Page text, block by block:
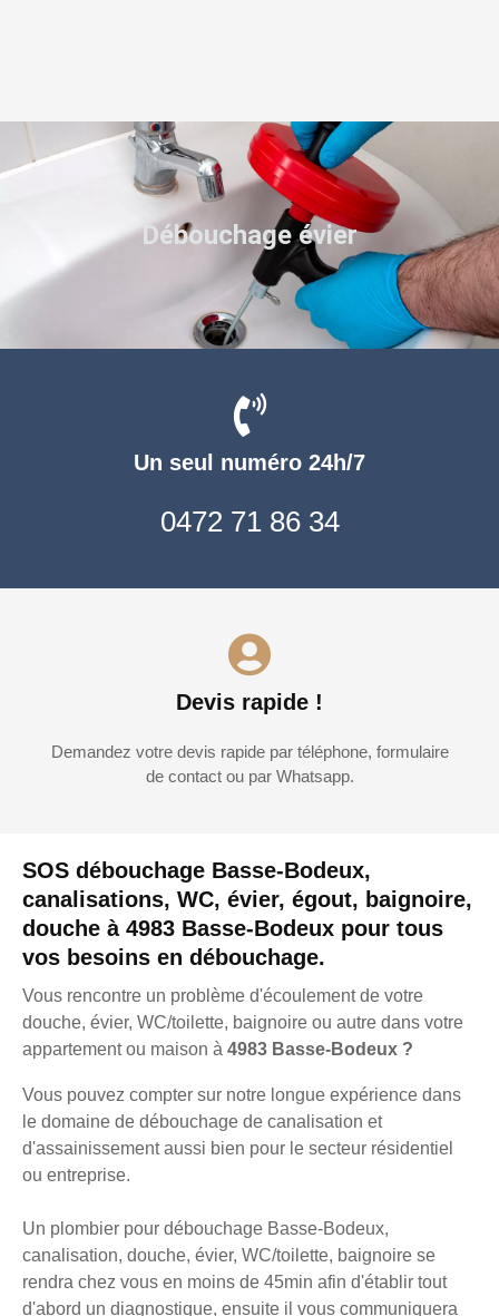
SOS débouchage Basse-Bodeux,
canalisations, WC, évier, égout, baignoire,
douche à 4983 Basse-Bodeux pour tous
vos besoins en débouchage.
Vous rencontre un problème d'écoulement de votre
douche, évier, WC/toilette, baignoire ou autre dans votre
appartement ou maison à 4983 Basse-Bodeux ?
Vous pouvez compter sur notre longue expérience dans
le domaine de débouchage de canalisation et
d'assainissement aussi bien pour le secteur résidentiel
ou entreprise.
Un plombier pour débouchage Basse-Bodeux,
canalisation, douche, évier, WC/toilette, baignoire se
rendra chez vous en moins de 45min afin d'établir tout
d'abord un diagnostique, ensuite il vous communiquera
Un seul numéro 24h/7
0472 71 86 34
Devis rapide !
Demandez votre devis rapide par téléphone, formulaire
de contact ou par Whatsapp.
Débouchage évier